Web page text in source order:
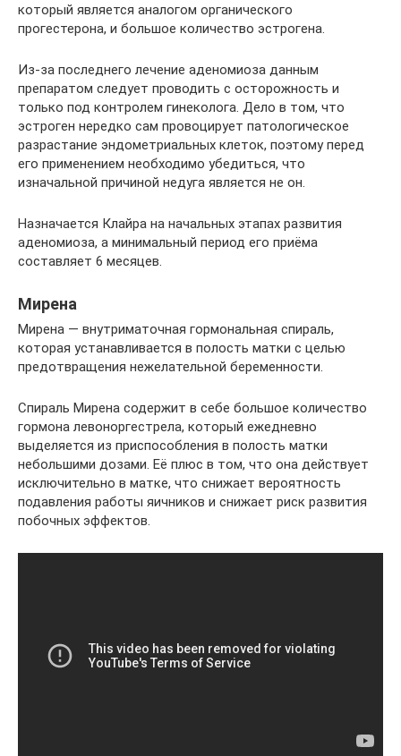
который является аналогом органического
прогестерона, и большое количество эстрогена.
Из-за последнего лечение аденомиоза данным
препаратом следует проводить с осторожность и
только под контролем гинеколога. Дело в том, что
эстроген нередко сам провоцирует патологическое
разрастание эндометриальных клеток, поэтому перед
его применением необходимо убедиться, что
изначальной причиной недуга является не он.
Назначается Клайра на начальных этапах развития
аденомиоза, а минимальный период его приёма
составляет 6 месяцев.
Мирена
Мирена — внутриматочная гормональная спираль,
которая устанавливается в полость матки с целью
предотвращения нежелательной беременности.
Спираль Мирена содержит в себе большое количество
гормона левоноргестрела, который ежедневно
выделяется из приспособления в полость матки
небольшими дозами. Её плюс в том, что она действует
исключительно в матке, что снижает вероятность
подавления работы яичников и снижает риск развития
побочных эффектов.